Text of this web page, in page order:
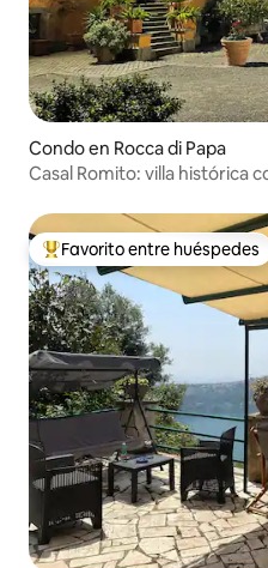
Condo en Rocca di Papa
Casal Romito: villa histórica
Favorito entre huéspedes
Favorito entre huéspedes